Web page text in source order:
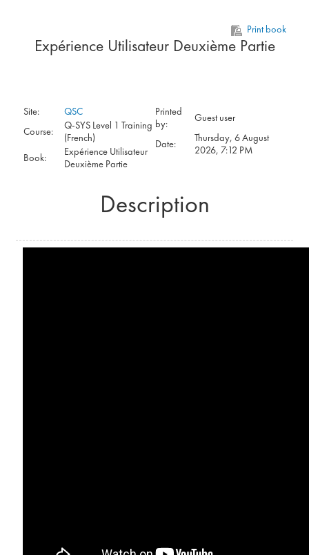
Print book
Expérience Utilisateur Deuxième Partie
Site:
QSC
Course:
Q-SYS Level 1 Training
(French)
Book:
Expérience Utilisateur
Deuxième Partie
Printed
by:
Guest user
Date:
Thursday, 6 August
2026, 7:12 PM
Description